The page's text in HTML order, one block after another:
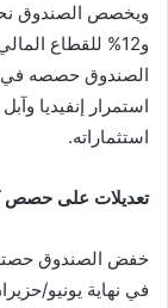
الصندوق حصصه في
استمرار إنفيديا
استثماراته.
تعديلات على حصص
في نهاية يونيو/